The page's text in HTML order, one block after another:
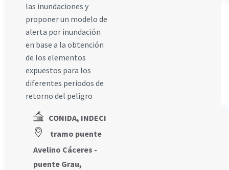
las inundaciones y
proponer un modelo de
alerta por inundación
en base a la obtención
de los elementos
expuestos para los
diferentes periodos de
retorno del peligro
CONIDA, INDECI
tramo puente
Avelino Cáceres -
puente Grau,